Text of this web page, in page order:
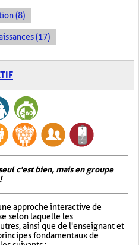
(8)
(17)
c'est bien, mais en groupe
approche interactive de
selon laquelle les
ainsi que de l'enseignant et
fondamentaux de